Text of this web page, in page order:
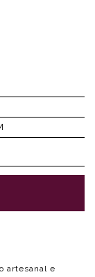
artesanal e